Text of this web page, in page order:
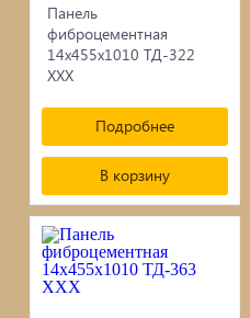
Купели и бассейны из
Облицовочная плитка
Мангалы
Септики ТОПАС
Панель
фиброцементная
14х455х1010 ТД-322
ХХХ
Подробнее
В корзину